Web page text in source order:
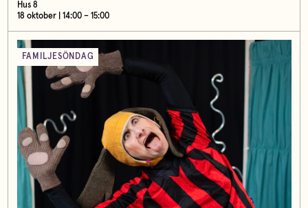
Hus 8
18 oktober | 14:00 – 15:00
FAMILJESÖNDAG